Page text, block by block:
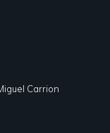
Carrion